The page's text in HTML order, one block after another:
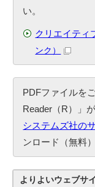
い。
クリエイティ
ンク）
PDFファイルを
Reader（R）」
システムズ社の
ンロード（無料
よりよいウェブサ